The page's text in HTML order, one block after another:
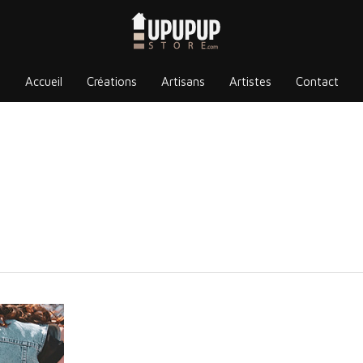
Accueil Créations Artisans Artistes Contact